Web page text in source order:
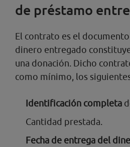
de préstamo
El contrato es el
dinero entregado
una donación. Dicho
como mínimo, los
Identificación completa
Cantidad prestada.
Fecha de entrega del